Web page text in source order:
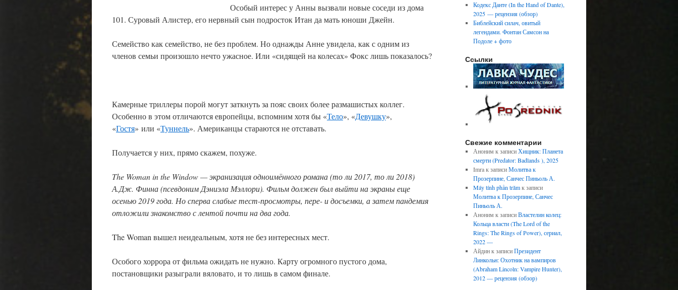
Особый интерес у Анны вызвали новые соседи из дома
101. Суровый Алистер, его нервный сын подросток Итан да мать юноши Джейн.
Семейство как семейство, не без проблем. Но однажды Анне увидела, как с одним из
членов семьи произошло нечто ужасное. Или «сидящей на колесах» Фокс лишь показалось?
Камерные триллеры порой могут заткнуть за пояс своих более размашистых коллег.
Особенно в этом отличаются европейцы, вспомним хотя бы «Тело», «Девушку»,
«Гостя» или «Туннель». Американцы стараются не отставать.
Получается у них, прямо скажем, похуже.
The Womaninthe Window— экранизация одноимённого романа (то ли 2017, то ли 2018)
А.Дж. Финна (псевдоним Дэниэла Мэллори). Фильм должен был выйти на экраны еще
осенью 2019 года. Но сперва слабые тест-просмотры, пере- и досъемки, а затем пандемия
отложили знакомство с лентой почти на два года.
The Woman вышел неидеальным, хотя не без интересных мест.
Особого хоррора от фильма ожидать не нужно. Карту огромного пустого дома,
постановщики разыграли вяловато, и то лишь в самом финале.
Кодекс Данте (In the Hand of Dante),
2025 — рецензия (обзор)
Библейский силач, овитый
легендами. Фонтан Самсон на
Подоле + фото
Ссылки
Свежие комментарии
Аноним к записиХищник: Планета
смерти (Predator: Badlands ), 2025
Imraк записиМолитва к
Прозерпине, Санчес Пиньоль А.
Máy tính phần trămк записи
Молитва к Прозерпине, Санчес
Пиньоль А.
Аноним к записиВластелин колец:
Кольца власти (The Lord of the
Rings: The Rings of Power), сериал,
2022 —
Айдинк записиПрезидент
Линкольн: Охотник на вампиров
(Abraham Lincoln: Vampire Hunter),
2012 — рецензия (обзор)